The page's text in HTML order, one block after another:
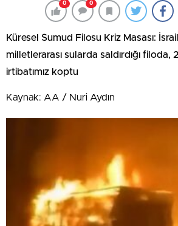
0 0
Küresel Sumud Filosu Kriz Masası:
milletlerarası sularda saldırdığı filoda,
irtibatımız koptu
Kaynak: AA / Nuri Aydın